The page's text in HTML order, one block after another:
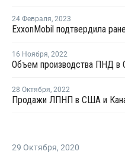
24 Февраля, 2023
16 Ноября, 2022
28 Октября, 2022
29 Октября, 2020